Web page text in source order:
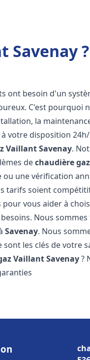
Savenay ?
ont besoin d'un
C'est pourquoi
la
votre disposition
VaillantSavenay.
dechaudière
une vérification
tarifs soient
pour vous aider à
Nous
Savenay. Nous
les clés de votre
VaillantSavenay?